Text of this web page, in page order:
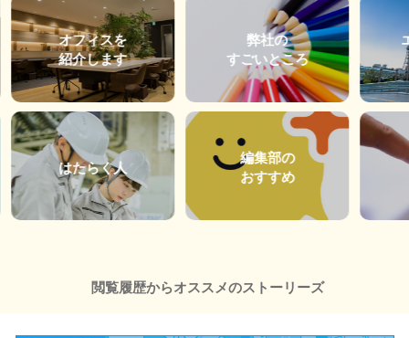
オフィスを
紹介します
はたらく人
弊社の
すごいところ
編集部の
おすすめ
閲覧履歴からオススメのストーリーズ